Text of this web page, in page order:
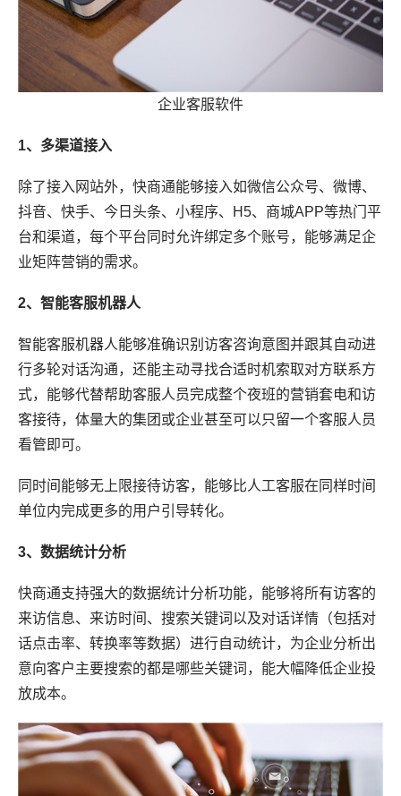
企业客服软件
1、多渠道接入
除了接入网站外，快商通能够接入如微信公众号、微博、
抖音、快手、今日头条、小程序、H5、商城APP等热门平
台和渠道，每个平台同时允许绑定多个账号，能够满足企
业矩阵营销的需求。
2、智能客服机器人
智能客服机器人能够准确识别访客咨询意图并跟其自动进
行多轮对话沟通，还能主动寻找合适时机索取对方联系方
式，能够代替帮助客服人员完成整个夜班的营销套电和访
客接待，体量大的集团或企业甚至可以只留一个客服人员
看管即可。
同时间能够无上限接待访客，能够比人工客服在同样时间
单位内完成更多的用户引导转化。
3、 数据统计分析
快商通支持强大的数据统计分析功能，能够将所有访客的
来访信息、来访时间、搜索关键词以及对话详情（包括对
话点击率、转换率等数据）进行自动统计，为企业分析出
意向客户主要搜索的都是哪些关键词，能大幅降低企业投
放成本。